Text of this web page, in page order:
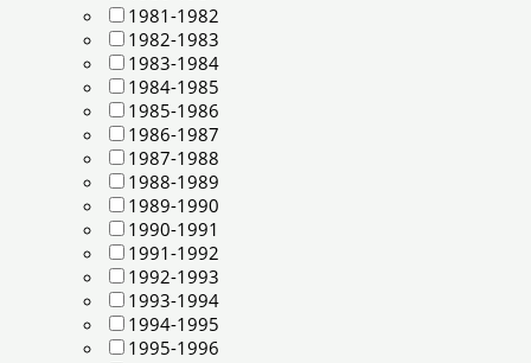
1981-1982
1982-1983
1983-1984
1984-1985
1985-1986
1986-1987
1987-1988
1988-1989
1989-1990
1990-1991
1991-1992
1992-1993
1993-1994
1994-1995
1995-1996